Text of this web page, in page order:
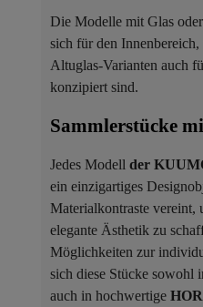
Die Modelle mit Glas
sich für den
Altuglas-Varianten auch
konzipiert sind.
Sammlerstücke
Jedes Modell der
ein einzigartiges
Materialkontraste vereint,
elegante Ästhetik zu
Möglichkeiten zur
sich diese Stücke sowohl
auch in hochwertige